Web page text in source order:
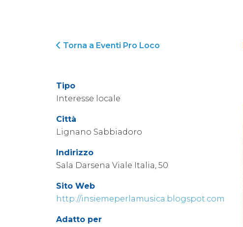
Torna a Eventi Pro Loco
Tipo
Interesse locale
Città
Lignano Sabbiadoro
Indirizzo
Sala Darsena Viale Italia, 50
Sito Web
http://insiemeperlamusica.blogspot.com
Adatto per